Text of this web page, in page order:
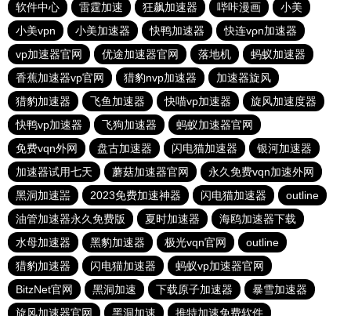
软件中心
雷霆加速 狂飙加速器 哔咔漫画
小美
小美vpn
小美加速器 快鸭加速器
快连vρn加速器
vp加速器官网
优途加速器官网 落地机
蚂蚁加速器
香蕉加速器vp官网
猎豹nvp加速器
加速器旋风
猎豹加速器
飞鱼加速器 快喵vp加速器
旋风加速度器
快鸭vp加速器
飞狗加速器
蚂蚁加速器官网
免费vqn外网
盘古加速器 闪电猫加速器
银河加速器
加速器试用七天
蘑菇加速器官网
永久免费vqn加速外网
黑洞加速噐
2023免费加速神器 闪电猫加速器
outline
油管加速器永久免费版
夏时加速器
海鸥加速器下载
水母加速器
黑豹加速器 极光vqn官网
outline
猎豹加速器
闪电猫加速器
蚂蚁vp加速器官网
BitzNet官网
黑洞加速 下载原子加速器
暴雪加速器
旋风加速器官网
黑洞加速 推特加速免费软件